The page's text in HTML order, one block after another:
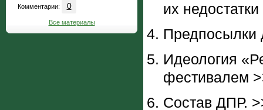
Комментарии: 0
Все материалы
их
Предпосылки
Идеология
фестивалем
Состав ДПР.